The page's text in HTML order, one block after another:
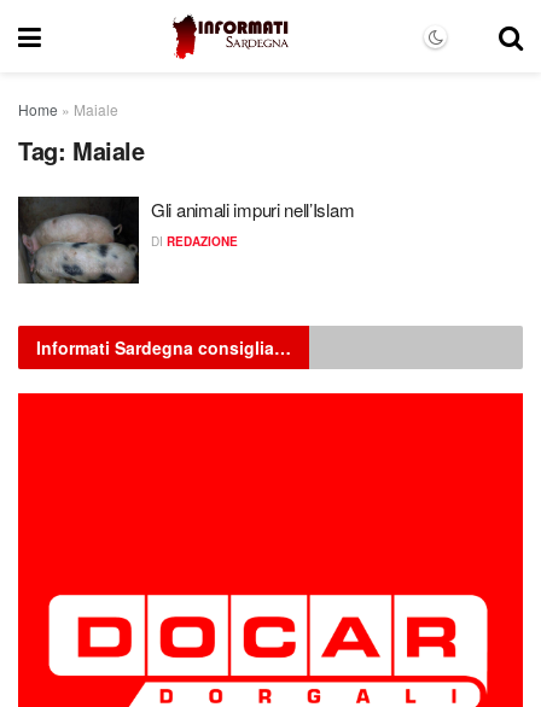
Home » Maiale
Tag: Maiale
Gli animali impuri nell’Islam
DI REDAZIONE
Informati Sardegna consiglia…